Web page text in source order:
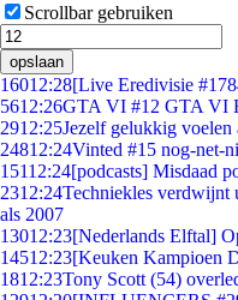
Scrollbar gebruiken
opslaan
16012:28[Live Eredivisie
5612:26GTA VI #12 GTA VI
2912:25Jezelf gelukkig
24812:24Vinted #15 nog-net-
15112:24[podcasts] Misdaad
2312:24Techniekles verdwijnt
als 2007
13012:23[Nederlands Elftal]
14512:23[Keuken Kampioen
1812:23Tony Scott (54)